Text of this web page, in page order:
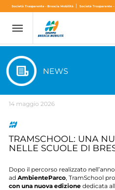
Società Trasparente - Brescia Mobilità | Società Trasparente
Toggle
navigation
NEWS
14 maggio 2026
TRAMSCHOOL: UNA
NELLE SCUOLE DI
Dopo il percorso realizzato
ad AmbienteParco, TramSchool
con una nuova edizione dedicata